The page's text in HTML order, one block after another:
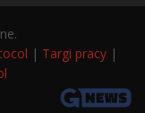
| Targi pracy |